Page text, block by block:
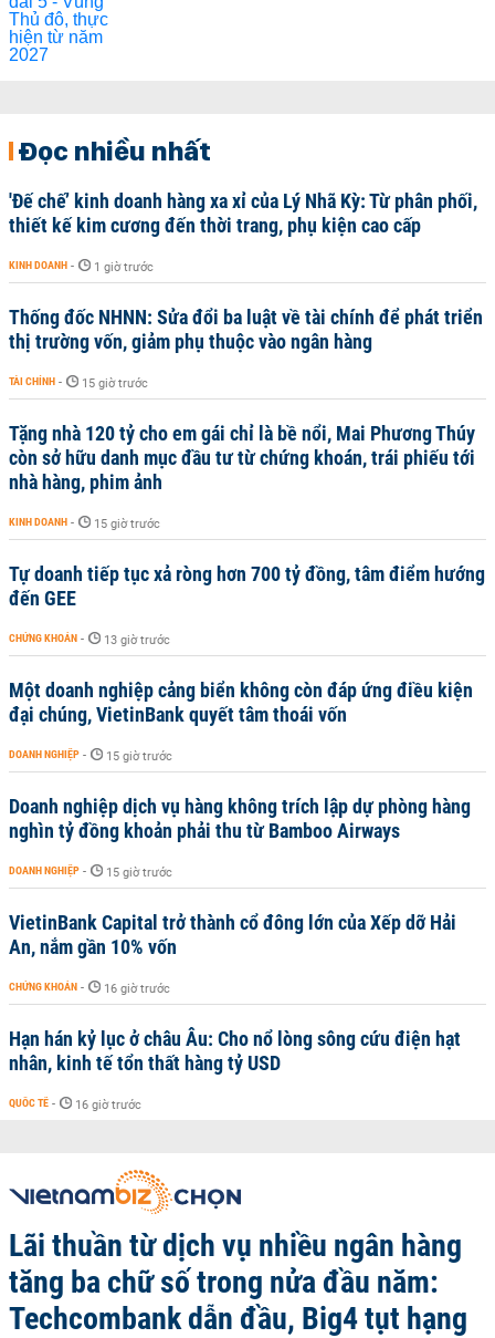
Đọc nhiều nhất
'Đế chế’ kinh doanh hàng xa xỉ của Lý Nhã Kỳ: Từ phân phối,
thiết kế kim cương đến thời trang, phụ kiện cao cấp
KINH DOANH - 1 giờ trước
Thống đốc NHNN: Sửa đổi ba luật về tài chính để phát triển
thị trường vốn, giảm phụ thuộc vào ngân hàng
TÀI CHÍNH - 15 giờ trước
Tặng nhà 120 tỷ cho em gái chỉ là bề nổi, Mai Phương Thúy
còn sở hữu danh mục đầu tư từ chứng khoán, trái phiếu tới
nhà hàng, phim ảnh
KINH DOANH - 15 giờ trước
Tự doanh tiếp tục xả ròng hơn 700 tỷ đồng, tâm điểm hướng
đến GEE
CHỨNG KHOÁN - 13 giờ trước
Một doanh nghiệp cảng biển không còn đáp ứng điều kiện
đại chúng, VietinBank quyết tâm thoái vốn
DOANH NGHIỆP - 15 giờ trước
Doanh nghiệp dịch vụ hàng không trích lập dự phòng hàng
nghìn tỷ đồng khoản phải thu từ Bamboo Airways
DOANH NGHIỆP - 15 giờ trước
VietinBank Capital trở thành cổ đông lớn của Xếp dỡ Hải
An, nắm gần 10% vốn
CHỨNG KHOÁN - 16 giờ trước
Hạn hán kỷ lục ở châu Âu: Cho nổ lòng sông cứu điện hạt
nhân, kinh tế tổn thất hàng tỷ USD
QUỐC TẾ - 16 giờ trước
Lãi thuần từ dịch vụ nhiều ngân hàng
tăng ba chữ số trong nửa đầu năm:
Techcombank dẫn đầu, Big4 tụt hạng